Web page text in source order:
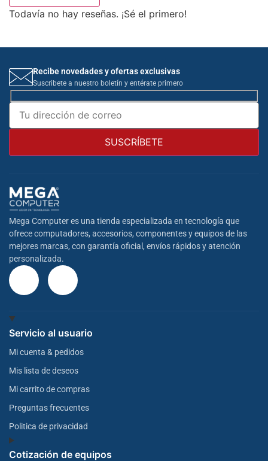
Todavía no hay reseñas. ¡Sé el primero!
Recibe novedades y ofertas exclusivas
Suscribete a nuestro boletín y entérate primero
Mega Computer es una tienda especializada en tecnología que
ofrece computadores, accesorios, componentes y equipos de las
mejores marcas, con garantía oficial, envíos rápidos y atención
personalizada.
Servicio al usuario
Mi cuenta & pedidos
Mis lista de deseos
Mi carrito de compras
Preguntas frecuentes
Politica de privacidad
Cotización de equipos